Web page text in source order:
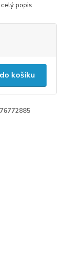
celý popis
košíku